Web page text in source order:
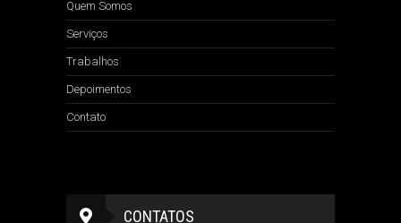
Quem Somos
Serviços
Trabalhos
Depoimentos
Contato
CONTATOS